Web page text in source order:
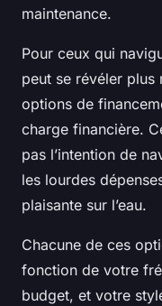
maintenance.
Pour ceux qui
peut se révéler plus
options de
charge financière.
pas l’intention de
les lourdes
plaisante sur l’eau.
Chacune de ces
fonction de votre
budget, et votre